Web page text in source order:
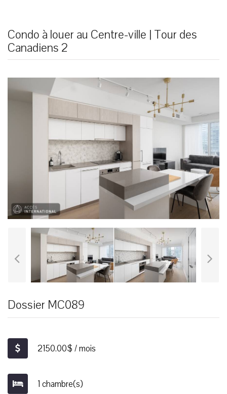
Condo à louer au Centre-ville | Tour des
Canadiens 2
Dossier MC089
2150.00$ / mois
1 chambre(s)